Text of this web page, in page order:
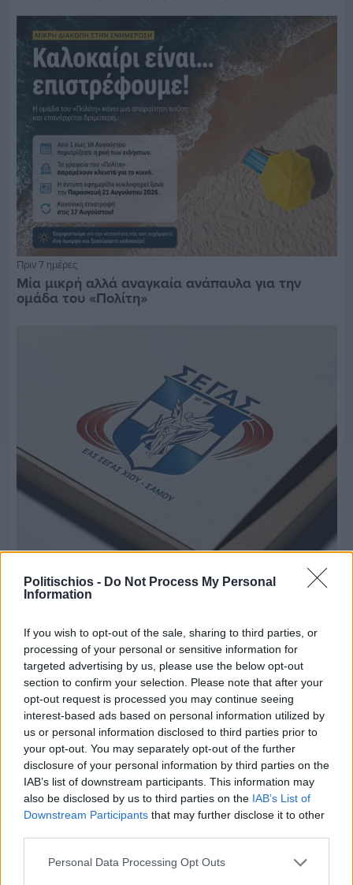
Politischios - Do Not Process My Personal
Information
If you wish to opt-out of the sale, sharing to third parties, or
processing of your personal or sensitive information for
targeted advertising by us, please use the below opt-out
section to confirm your selection. Please note that after your
opt-out request is processed you may continue seeing
interest-based ads based on personal information utilized by
us or personal information disclosed to third parties prior to
your opt-out. You may separately opt-out of the further
disclosure of your personal information by third parties on the
IAB’s list of downstream participants. This information may
also be disclosed by us to third parties on the IAB’s List of
Downstream Participants that may further disclose it to other
Personal Data Processing Opt Outs
Πριν 7 ημέρες
Μία μικρή αλλά αναγκαία ανάπαυλα για την
ομάδα του «Πολίτη»
Πριν 7 ημέρες
Τρίτος στη σφαιροβολία στη διεθνή συνάντηση